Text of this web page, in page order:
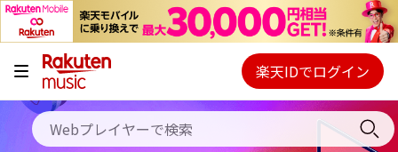
キャンペーン
料金プラン
使い方
Webプレイヤー
ご契約内容の確認・変更
楽天IDでログイン